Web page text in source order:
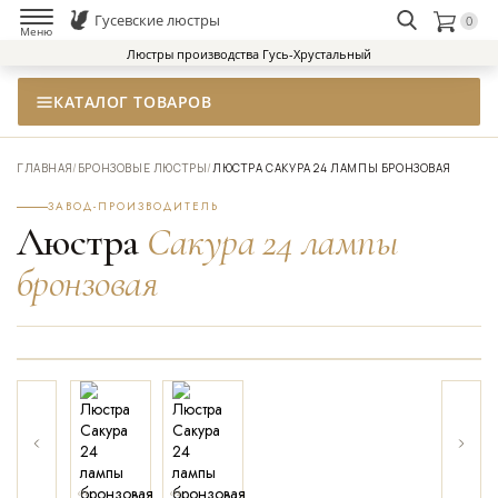
Меню
Гусевские люстры
0
Люстры производства Гусь-Хрустальный
КАТАЛОГ ТОВАРОВ
НАЙТИ
ГЛАВНАЯ/ БРОНЗОВЫЕ ЛЮСТРЫ/ЛЮСТРА САКУРА 24 ЛАМПЫ БРОНЗОВАЯ
ЗАВОД-ПРОИЗВОДИТЕЛЬ
Люстра Сакура 24 лампы
бронзовая
01 02